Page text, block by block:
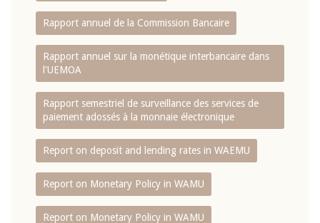
Rapport annuel de la Commission Bancaire
Rapport annuel sur la monétique interbancaire dans
l'UEMOA
Rapport semestriel de surveillance des services de
paiement adossés à la monnaie électronique
Report on deposit and lending rates in WAEMU
Report on Monetary Policy in WAMU
Report on Monetary Policy in WAMU